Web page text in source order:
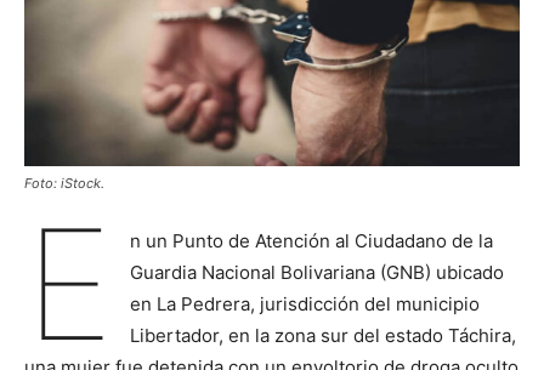
Foto: iStock.
E
n un Punto de Atención al Ciudadano de la
Guardia Nacional Bolivariana (GNB) ubicado
en La Pedrera, jurisdicción del municipio
Libertador, en la zona sur del estado Táchira,